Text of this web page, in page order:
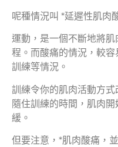
呢種情況叫 *延遲性肌肉
運動，是一個不斷地將
程。而酸痛的情況，較
訓練等情況。
訓練令你的肌肉活動方
隨住訓練的時間，肌肉
緩。
但要注意，*肌肉酸痛，